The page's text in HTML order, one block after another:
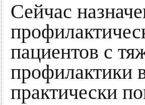
Сейчас
пациентов с
профилактики
практически